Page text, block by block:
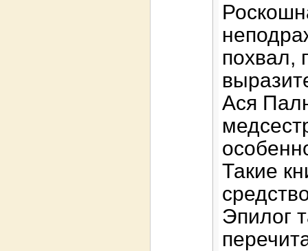
похвал,
Ася
Такие
Эпилог